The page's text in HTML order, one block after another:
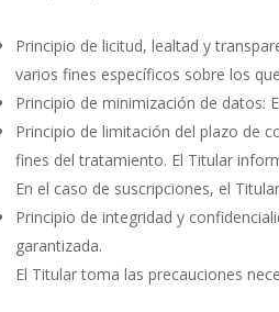
Principio de licitud, lealtad y
varios fines específicos sobre los
Principio de minimización de datos:
Principio de limitación del plazo de
fines del tratamiento. El Titular
En el caso de suscripciones, el
Principio de integridad y
garantizada.
El Titular toma las precauciones